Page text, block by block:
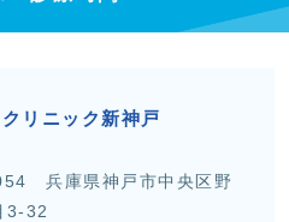
リニック新神戸
兵庫県神戸市中央区野
3-32